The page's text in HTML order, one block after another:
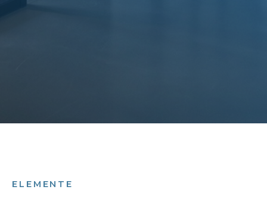
ELEMENTE